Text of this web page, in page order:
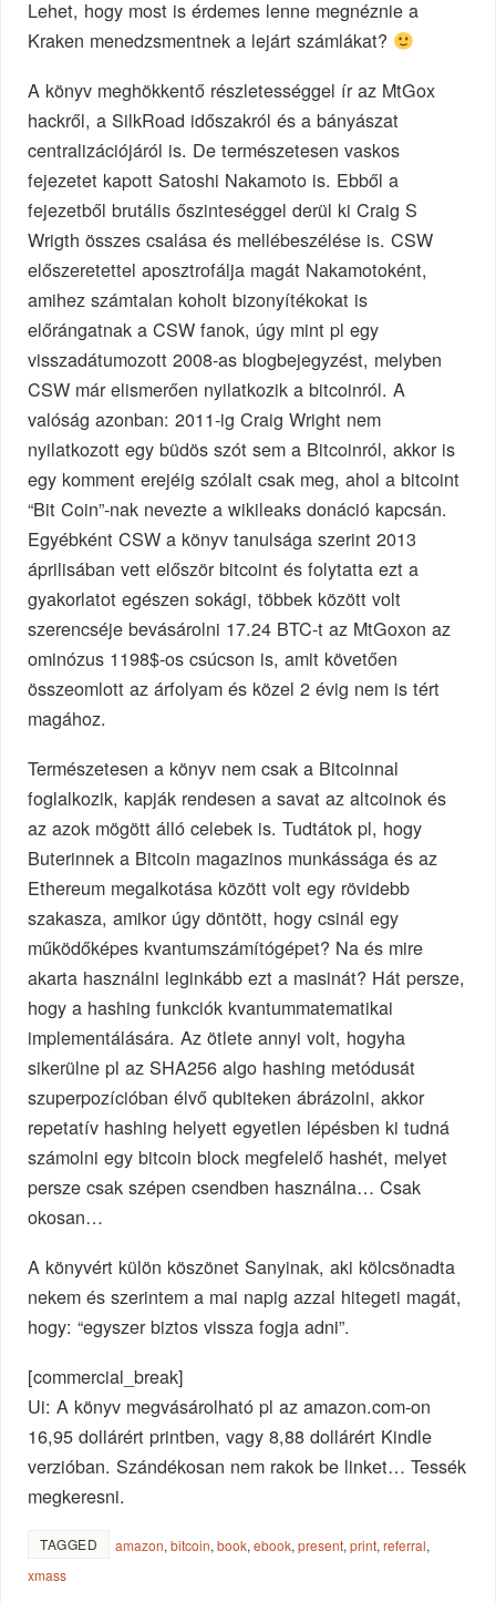
Lehet, hogy most is érdemes lenne megnéznie a
Kraken menedzsmentnek a lejárt számlákat?
A könyv meghökkentő részletességgel ír az MtGox
hackről, a SilkRoad időszakról és a bányászat
centralizációjáról is. De természetesen vaskos
fejezetet kapott Satoshi Nakamoto is. Ebből a
fejezetből brutális őszinteséggel derül ki Craig S
Wrigth összes csalása és mellébeszélése is. CSW
előszeretettel aposztrofálja magát Nakamotoként,
amihez számtalan koholt bizonyítékokat is
előrángatnak a CSW fanok, úgy mint pl egy
visszadátumozott 2008-as blogbejegyzést, melyben
CSW már elismerően nyilatkozik a bitcoinról. A
valóság azonban: 2011-ig Craig Wright nem
nyilatkozott egy büdös szót sem a Bitcoinról, akkor is
egy komment erejéig szólalt csak meg, ahol a bitcoint
“Bit Coin”-nak nevezte a wikileaks donáció kapcsán.
Egyébként CSW a könyv tanulsága szerint 2013
áprilisában vett először bitcoint és folytatta ezt a
gyakorlatot egészen sokági, többek között volt
szerencséje bevásárolni 17.24 BTC-t az MtGoxon az
ominózus 1198$-os csúcson is, amit követően
összeomlott az árfolyam és közel 2 évig nem is tért
magához.
Természetesen a könyv nem csak a Bitcoinnal
foglalkozik, kapják rendesen a savat az altcoinok és
az azok mögött álló celebek is. Tudtátok pl, hogy
Buterinnek a Bitcoin magazinos munkássága és az
Ethereum megalkotása között volt egy rövidebb
szakasza, amikor úgy döntött, hogy csinál egy
működőképes kvantumszámítógépet? Na és mire
akarta használni leginkább ezt a masinát? Hát persze,
hogy a hashing funkciók kvantummatematikai
implementálására. Az ötlete annyi volt, hogyha
sikerülne pl az SHA256 algo hashing metódusát
szuperpozícióban élvő qubiteken ábrázolni, akkor
repetatív hashing helyett egyetlen lépésben ki tudná
számolni egy bitcoin block megfelelő hashét, melyet
persze csak szépen csendben használna… Csak
okosan…
A könyvért külön köszönet Sanyinak, aki kölcsönadta
nekem és szerintem a mai napig azzal hitegeti magát,
hogy: “egyszer biztos vissza fogja adni”.
[commercial_break]
Ui: A könyv megvásárolható pl az amazon.com-on
16,95 dollárért printben, vagy 8,88 dollárért Kindle
verzióban. Szándékosan nem rakok be linket… Tessék
megkeresni.
TAGGED amazon,bitcoin,book,ebook,present,print,referral,
xmass